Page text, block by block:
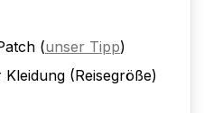
(unser Tipp)
(Reisegröße)